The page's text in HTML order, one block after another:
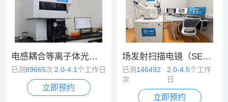
电感耦合等离子体光谱/质谱（ICP-OES/MS）
已测89665次 2.0-4.1 个工作日
立即预约
场发射扫描电镜（SEM）
已测 146492
次
2.0-4.5个工作
日
立即预约